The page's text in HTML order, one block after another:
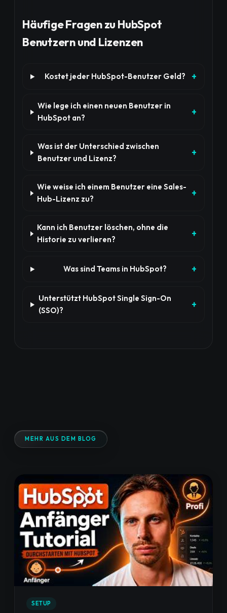
Häufige Fragen zu HubSpot
Benutzern und Lizenzen
Kostet jeder HubSpot-Benutzer Geld?
Wie lege ich einen neuen Benutzer in
HubSpot an?
Was ist der Unterschied zwischen
Benutzer und Lizenz?
Wie weise ich einem Benutzer eine Sales-
Hub-Lizenz zu?
Kann ich Benutzer löschen, ohne die
Historie zu verlieren?
Was sind Teams in HubSpot?
Unterstützt HubSpot Single Sign-On
(SSO)?
MEHR AUS DEM BLOG
SETUP